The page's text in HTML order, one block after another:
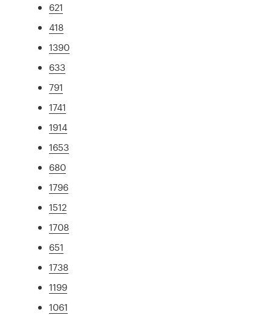
621
418
1390
633
791
1741
1914
1653
680
1796
1512
1708
651
1738
1199
1061